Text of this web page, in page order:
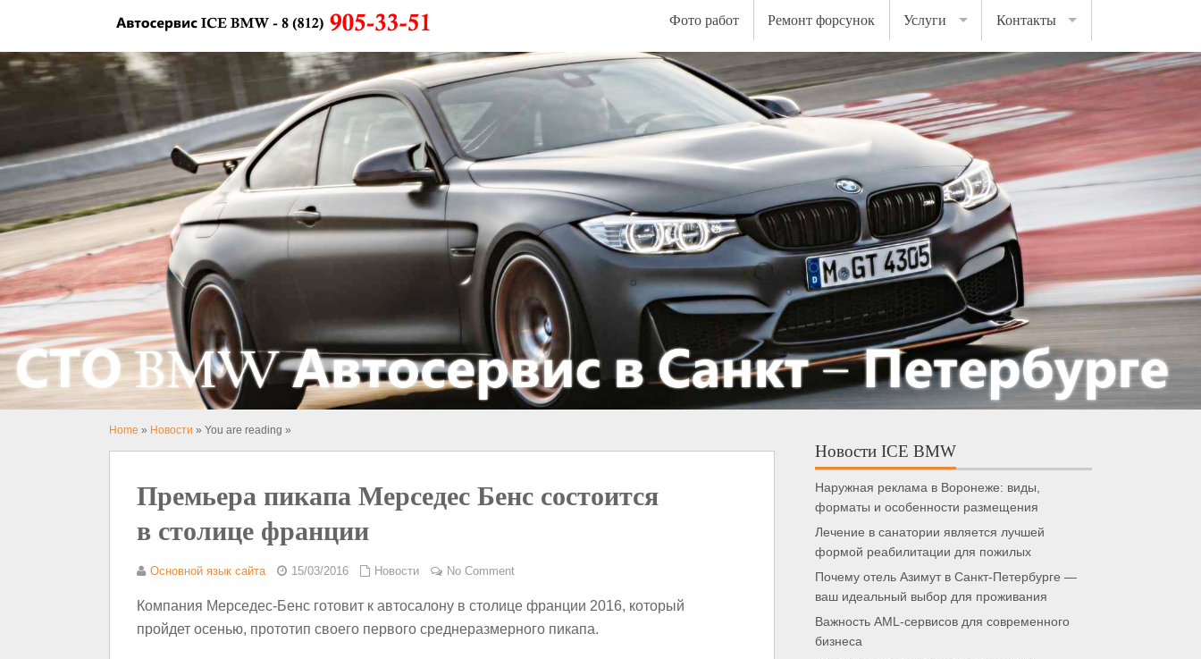
Фото работ Ремонт форсунок Услуги Контакты
Home » Новости » You are reading »
Премьера пикапа Мерседес Бенс состоится
в столице франции
Основной язык сайта 15/03/2016 Новости No Comment
Компания Мерседес-Бенс готовит к автосалону в столице франции 2016, который
пройдет осенью, прототип своего первого среднеразмерного пикапа.
Новости ICE BMW
Наружная реклама в Воронеже: виды,
форматы и особенности размещения
Лечение в санатории является лучшей
формой реабилитации для пожилых
Почему отель Азимут в Санкт-Петербурге —
ваш идеальный выбор для проживания
Важность AML-сервисов для современного
бизнеса